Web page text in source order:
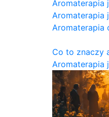
Aromaterapia
Aromaterapia
Aromaterapia
Co to znaczy
Aromaterapia